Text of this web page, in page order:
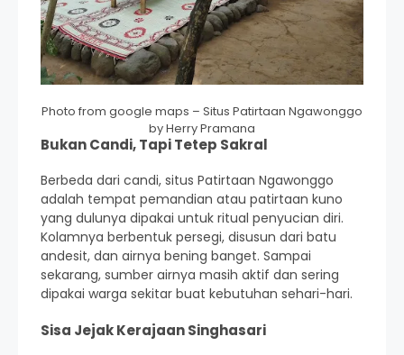
Photo from google maps – Situs Patirtaan Ngawonggo
by Herry Pramana
Bukan Candi, Tapi Tetep Sakral
Berbeda dari candi, situs Patirtaan Ngawonggo
adalah tempat pemandian atau patirtaan kuno
yang dulunya dipakai untuk ritual penyucian diri.
Kolamnya berbentuk persegi, disusun dari batu
andesit, dan airnya bening banget. Sampai
sekarang, sumber airnya masih aktif dan sering
dipakai warga sekitar buat kebutuhan sehari-hari.
Sisa Jejak Kerajaan Singhasari